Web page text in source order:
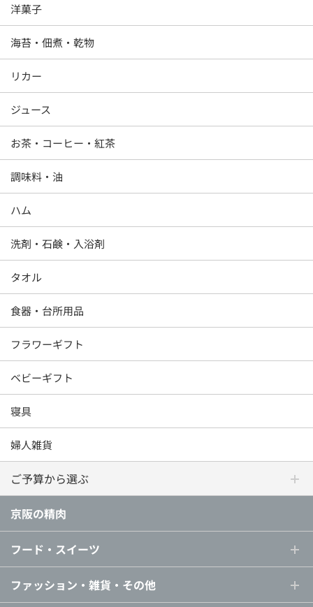
洋菓子
海苔・佃煮・乾物
リカー
ジュース
お茶・コーヒー・紅茶
調味料・油
ハム
洗剤・石鹸・入浴剤
タオル
食器・台所用品
フラワーギフト
ベビーギフト
寝具
婦人雑貨
ご予算から選ぶ
京阪の精肉
フード・スイーツ
ファッション・雑貨・その他